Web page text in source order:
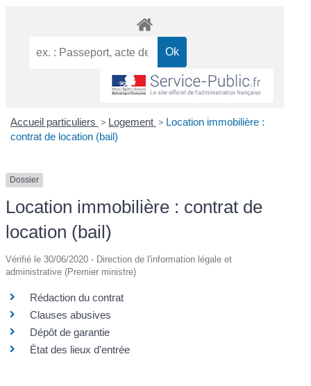
Accueil particuliers > Logement > Location immobilière :
contrat de location (bail)
Dossier
Location immobilière : contrat de
location (bail)
Vérifié le 30/06/2020 - Direction de l'information légale et
administrative (Premier ministre)
Rédaction du contrat
Clauses abusives
Dépôt de garantie
État des lieux d'entrée